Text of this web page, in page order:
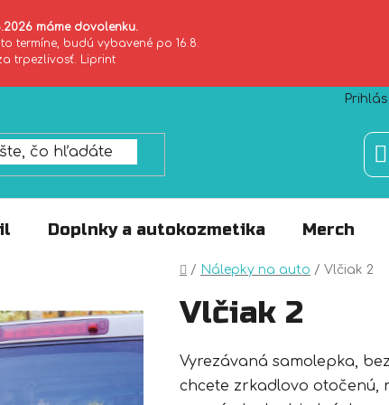
máme dovolenku.
termíne, budú vybavené po 16.8.
trpezlivosť. Liprint
Zásady používania
Doplnky a autokozmetika Merch
Domov
/ Nálepky na auto / Vlčiak 2
Vlčiak 2
Vyrezávaná samolepka,
chcete zrkadlovo otočenú,